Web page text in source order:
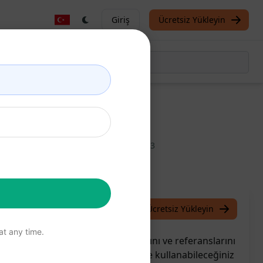
Giriş Ücretsiz Yükleyin
March 4, 2023
Ücretsiz Yükleyin
aracı, bilimsel dergi başlıklarını ve referanslarını
olur. Bilimsel makalelerinizde kullanabileceğiniz
any time.